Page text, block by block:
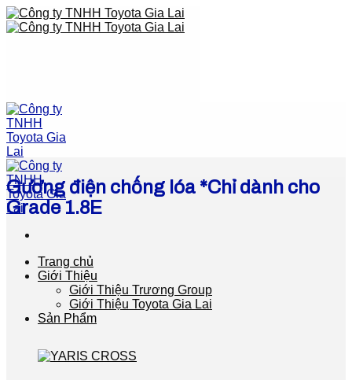
Skip
to
Trang chủ
Giới Thiệu
Giới Thiệu Trương Group
Giới Thiệu Toyota Gia Lai
Sản Phẩm
Gương điện chống lóa *Chỉ dành cho
Grade 1.8E